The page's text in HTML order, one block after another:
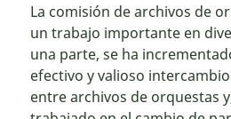
La comisión de archivos de
un trabajo importante en
una parte, se ha
efectivo y valioso
entre archivos de orquestas